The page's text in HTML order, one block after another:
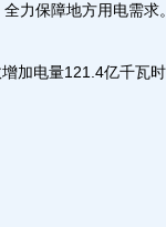
力保障地方用电需求。
电量121.4亿千瓦